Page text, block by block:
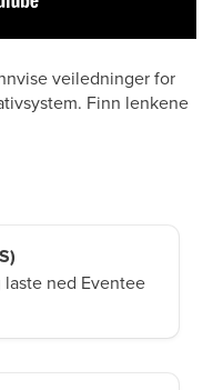
veiledninger for
Finn lenkene
ned Eventee